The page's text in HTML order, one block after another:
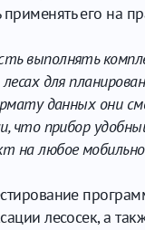
его на
выполнять
для
данных они
что прибор
на любое
лесосек, а